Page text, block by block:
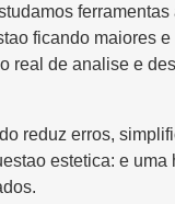
ficando maiores
real de analise e
reduz erros,
estetica: e